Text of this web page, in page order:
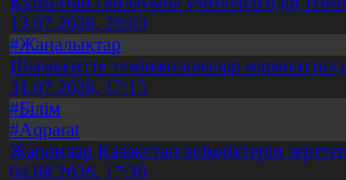
13.07.2026, 20:03
#Жаңалықтар
Шымкентте теміржолшылар
31.07.2026, 17:15
#Білім
#Aqparat
Жапондар Қазақстан өсімдіктерін
04.08.2026, 17:30